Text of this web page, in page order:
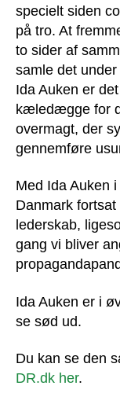
specielt siden
på tro. At
to sider af
samle det
Ida Auken er
kæledægge for
overmagt, der
gennemføre
Med Ida Auken
Danmark
lederskab,
gang vi bliver
Ida Auken er i
se sød ud.
Du kan se den
DR.dk her.